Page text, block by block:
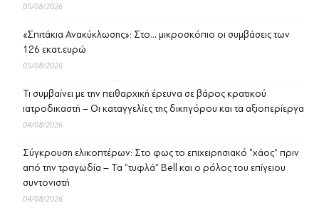
05/08/2026
«Σπιτάκια Ανακύκλωσης»: Στο… μικροσκόπιο οι συμβάσεις των
126 εκατ.ευρώ
05/08/2026
Τι συμβαίνει με την πειθαρχική έρευνα σε βάρος κρατικού
ιατροδικαστή – Οι καταγγελίες της δικηγόρου και τα αξιοπερίεργα
04/08/2026
Σύγκρουση ελικοπτέρων: Στο φως το επιχειρησιακό “χάος” πριν
από την τραγωδία – Τα “τυφλά” Bell και ο ρόλος του επίγειου
συντονιστή
04/08/2026